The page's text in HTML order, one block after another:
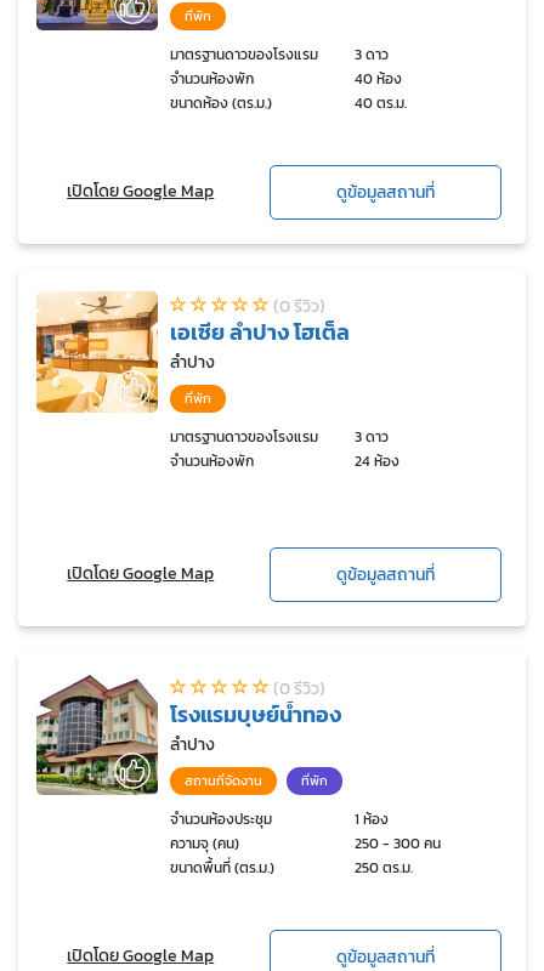
ที่พัก
มาตรฐานดาวของโรงแรม
3 ดาว
จำนวนห้องพัก
40 ห้อง
ขนาดห้อง (ตร.ม.)
40 ตร.ม.
เปิดโดย Google Map ดูข้อมูลสถานที่
(0 รีวิว)
เอเซีย ลำปาง โฮเต็ล
ลำปาง
ที่พัก
มาตรฐานดาวของโรงแรม
3 ดาว
จำนวนห้องพัก
24 ห้อง
เปิดโดย Google Map ดูข้อมูลสถานที่
(0 รีวิว)
โรงแรมบุษย์น้ำทอง
ลำปาง
สถานที่จัดงาน ที่พัก
จำนวนห้องประชุม
1 ห้อง
ความจุ (คน)
250 - 300 คน
ขนาดพื้นที่ (ตร.ม.)
250 ตร.ม.
เปิดโดย Google Map ดูข้อมูลสถานที่